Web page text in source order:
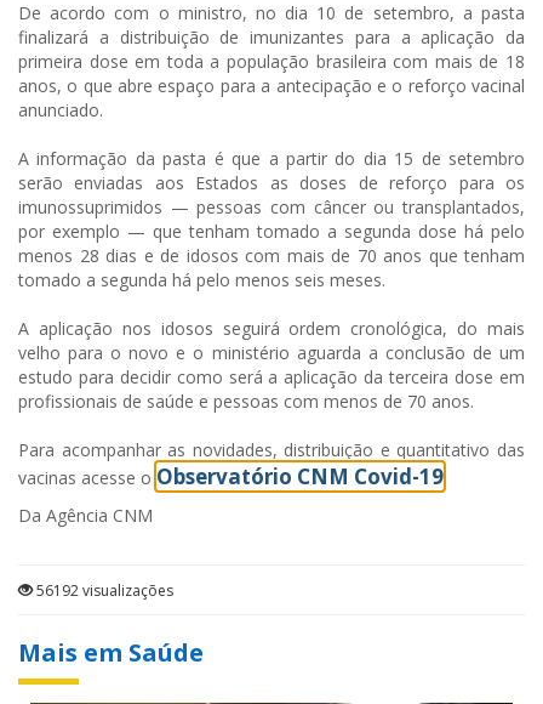
De acordo com o ministro, no dia 10 de setembro, a pasta
finalizará a distribuição de imunizantes para a aplicação da
primeira dose em toda a população brasileira com mais de 18
anos, o que abre espaço para a antecipação e o reforço vacinal
anunciado.
Ainformação da pasta é que a partir do dia 15 de setembro
serão enviadas aos Estados as doses de reforço para os
imunossuprimidos — pessoas com câncer ou transplantados,
por exemplo — que tenham tomado a segunda dose há pelo
menos 28 dias e de idosos com mais de 70 anos que tenham
tomado a segunda há pelo menos seis meses.
A aplicação nos idosos seguirá ordem cronológica, do mais
velho para o novo e o ministério aguarda a conclusão de um
estudo para decidir como será a aplicação da terceira dose em
profissionais de saúde e pessoas com menos de 70 anos.
Para acompanhar as novidades, distribuição e quantitativo das
vacinas acesse o Observatório CNM Covid-19
Da Agência CNM
56192 visualizações
Mais em Saúde